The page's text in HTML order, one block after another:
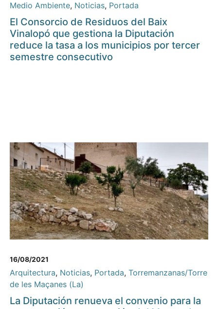
Medio Ambiente, Noticias, Portada
El Consorcio de Residuos del Baix
Vinalopó que gestiona la Diputación
reduce la tasa a los municipios por tercer
semestre consecutivo
16/08/2021
Arquitectura, Noticias, Portada, Torremanzanas/Torre
de les Maçanes (La)
La Diputación renueva el convenio para la